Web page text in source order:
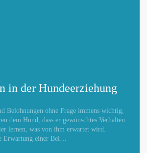
in der Hundeerziehung
Belohnungen ohne Frage immens wichtig,
dem Hund, dass er gewünschtes Verhalten
lernen, was von ihm erwartet wird.
Erwartung einer Bel…